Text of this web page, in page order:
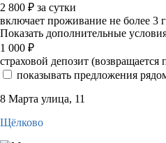
2 800 ₽ за сутки
включает проживание не более 3
Показать дополнительные
1 000 ₽
страховой депозит (возвращается
показывать предложения
8 Марта улица, 11
Щёлково